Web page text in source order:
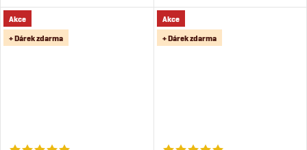
drůbeží maso a je bezobilné.
obsahuje více jak 50 % čerstvého
masa a je bez obilovin.
Akce
+ Dárek zdarma
Akce
+ Dárek zdarma